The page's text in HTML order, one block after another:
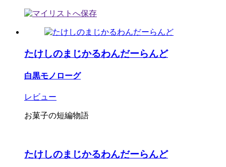
たけしのまじかるわんだーらんど
白黒モノローグ
レビュー
お菓子の短編物語
たけしのまじかるわんだーらんど